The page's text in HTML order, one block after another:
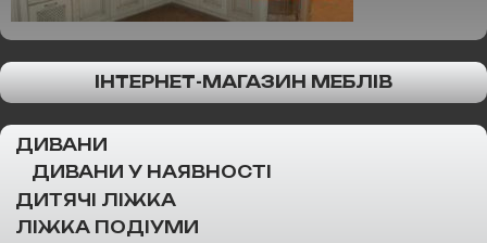
ІНТЕРНЕТ-МАГАЗИН МЕБЛІВ
ДИВАНИ
ДИВАНИ У НАЯВНОСТІ
ДИТЯЧІ ЛІЖКА
ЛІЖКА ПОДІУМИ